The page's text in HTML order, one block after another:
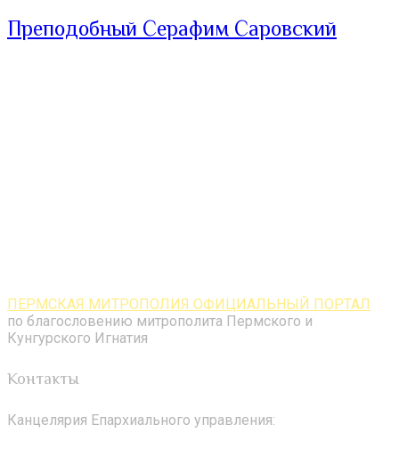
Преподобный Серафим Саровский
ПЕРМСКАЯ МИТРОПОЛИЯ ОФИЦИАЛЬНЫЙ ПОРТАЛ
по благословению митрополита Пермского и
Кунгурского Игнатия
Контакты
Канцелярия Епархиального управления: